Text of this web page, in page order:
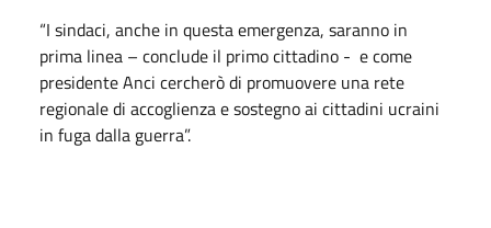
“I sindaci, anche in questa emergenza, saranno in
prima linea – conclude il primo cittadino - e come
presidente Anci cercherò di promuovere una rete
regionale di accoglienza e sostegno ai cittadini ucraini
in fuga dalla guerra”.